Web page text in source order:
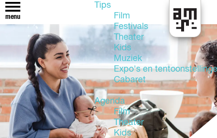
U
i
n
A
m
e
r
menu
Tips
Film
Festivals
Theater
Kids
Muziek
Expo's en
Cabaret
Agenda
Film
Theater
Kids